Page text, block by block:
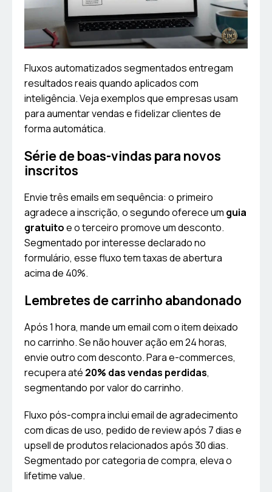
Fluxos automatizados segmentados entregam
resultados reais quando aplicados com
inteligência. Veja exemplos que empresas usam
para aumentar vendas e fidelizar clientes de
forma automática.
Série de boas-vindas para novos
inscritos
Envie três emails em sequência: o primeiro
agradece a inscrição, o segundo oferece um guia
gratuitoe o terceiro promove um desconto.
Segmentado por interesse declarado no
formulário, esse fluxo tem taxas de abertura
acima de 40%.
Lembretes de carrinho abandonado
Após 1 hora, mande um email com o item deixado
no carrinho. Se não houver ação em 24 horas,
envie outro com desconto. Para e-commerces,
recupera até 20% das vendas perdidas,
segmentando por valor do carrinho.
Fluxo pós-compra inclui email de agradecimento
com dicas de uso, pedido de review após 7 dias e
upsell de produtos relacionados após 30 dias.
Segmentado por categoria de compra, eleva o
lifetime value.